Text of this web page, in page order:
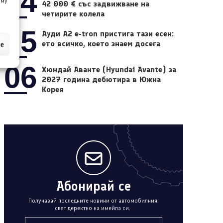
42 000 € със задвижване на
четирите колела
05
Ауди A2 e-tron пристига тази есен:
ето всичко, което знаем досега
06 Хюндай Аванте (Hyundai Avante) за
2027 година дебютира в Южна
Корея
Абонирай се
Получавай последните новини от автомобилния
свят деректно на имейла си.